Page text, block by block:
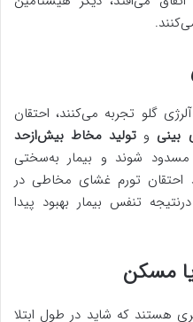
گلو تجربه می‌کنند، احتقان
بینی و تولید مخاط بیش‌ازحد
شوند و بیمار به‌سختی
تورم غشای مخاطی در
تنفس بیمار بهبود پیدا
مسکن
هستند که شاید در طول ابتلا